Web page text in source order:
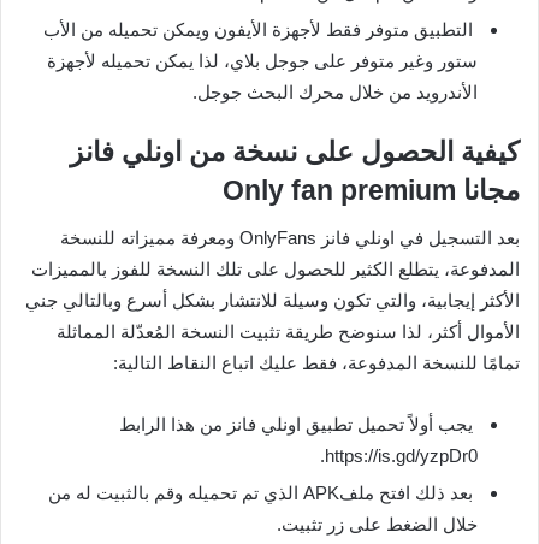
التطبيق متوفر فقط لأجهزة الأيفون ويمكن تحميله من الأب
ستور وغير متوفر على جوجل بلاي، لذا يمكن تحميله لأجهزة
الأندرويد من خلال محرك البحث جوجل.
كيفية الحصول على نسخة من اونلي فانز
مجانا Only fan premium
بعد التسجيل في اونلي فانز OnlyFans ومعرفة مميزاته للنسخة
المدفوعة، يتطلع الكثير للحصول على تلك النسخة للفوز بالمميزات
الأكثر إيجابية، والتي تكون وسيلة للانتشار بشكل أسرع وبالتالي جني
الأموال أكثر، لذا سنوضح طريقة تثبيت النسخة المُعدّلة المماثلة
تمامًا للنسخة المدفوعة، فقط عليك اتباع النقاط التالية:
يجب أولاً تحميل تطبيق اونلي فانز من هذا الرابط
https://is.gd/yzpDr0.
بعد ذلك افتح ملفAPK الذي تم تحميله وقم بالثبيت له من
خلال الضغط على زر تثبيت.